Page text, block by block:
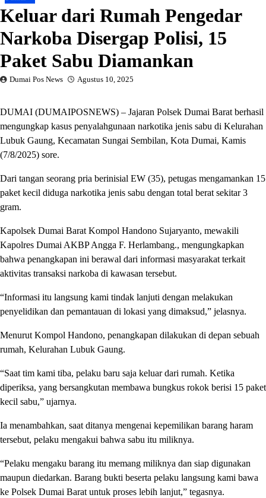
Keluar dari Rumah Pengedar
Narkoba Disergap Polisi, 15
Paket Sabu Diamankan
Dumai Pos News Agustus 10, 2025
DUMAI (DUMAIPOSNEWS) – Jajaran Polsek Dumai Barat berhasil
mengungkap kasus penyalahgunaan narkotika jenis sabu di Kelurahan
Lubuk Gaung, Kecamatan Sungai Sembilan, Kota Dumai, Kamis
(7/8/2025) sore.
Dari tangan seorang pria berinisial EW (35), petugas mengamankan 15
paket kecil diduga narkotika jenis sabu dengan total berat sekitar 3
gram.
Kapolsek Dumai Barat Kompol Handono Sujaryanto, mewakili
Kapolres Dumai AKBP Angga F. Herlambang., mengungkapkan
bahwa penangkapan ini berawal dari informasi masyarakat terkait
aktivitas transaksi narkoba di kawasan tersebut.
“Informasi itu langsung kami tindak lanjuti dengan melakukan
penyelidikan dan pemantauan di lokasi yang dimaksud,” jelasnya.
Menurut Kompol Handono, penangkapan dilakukan di depan sebuah
rumah, Kelurahan Lubuk Gaung.
“Saat tim kami tiba, pelaku baru saja keluar dari rumah. Ketika
diperiksa, yang bersangkutan membawa bungkus rokok berisi 15 paket
kecil sabu,” ujarnya.
Ia menambahkan, saat ditanya mengenai kepemilikan barang haram
tersebut, pelaku mengakui bahwa sabu itu miliknya.
“Pelaku mengaku barang itu memang miliknya dan siap digunakan
maupun diedarkan. Barang bukti beserta pelaku langsung kami bawa
ke Polsek Dumai Barat untuk proses lebih lanjut,” tegasnya.